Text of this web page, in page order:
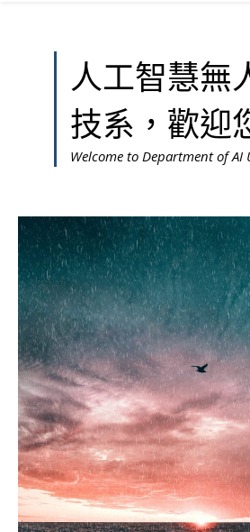
人工智慧無
技系，歡迎
Welcome to Department of AI